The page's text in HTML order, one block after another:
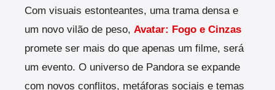
Com visuais estonteantes, uma trama densa e
um novo vilão de peso, Avatar: Fogo e Cinzas
promete ser mais do que apenas um filme, será
um evento. O universo de Pandora se expande
com novos conflitos, metáforas sociais e temas